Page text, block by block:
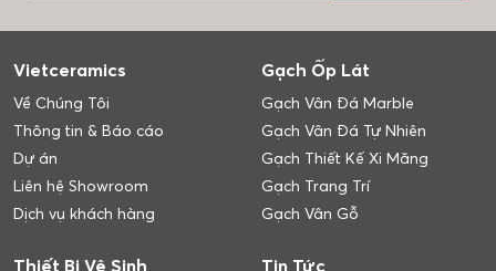
Vietceramics
Về Chúng Tôi
Thông tin & Báo cáo
Dự án
Liên hệ Showroom
Dịch vụ khách hàng
Gạch Ốp Lát
Gạch Vân Đá Marble
Gạch Vân Đá Tự Nhiên
Gạch Thiết Kế Xi Măng
Gạch Trang Trí
Gạch Vân Gỗ
Thiết Bị Vệ Sinh Tin Tức